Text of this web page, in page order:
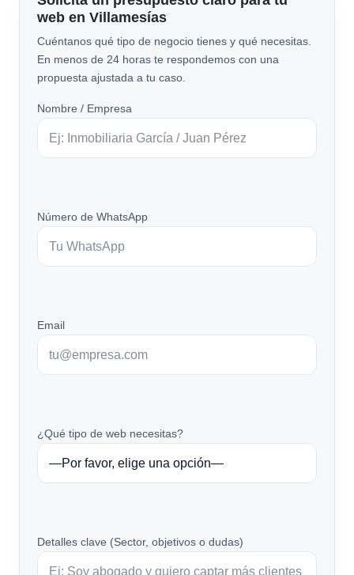
web en Villamesías
Cuéntanos qué tipo de negocio tienes y qué necesitas.
En menos de 24 horas te respondemos con una
propuesta ajustada a tu caso.
Nombre / Empresa
Número de WhatsApp
Email
¿Qué tipo de web necesitas?
Detalles clave (Sector, objetivos o dudas)